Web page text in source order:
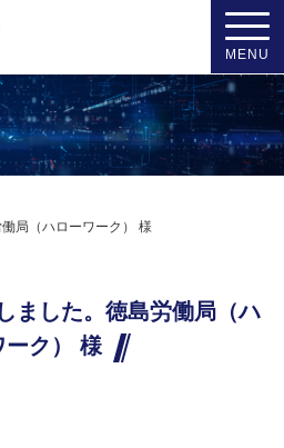
MENU
局（ハローワーク） 様
ました。徳島労働局（ハ
ーク） 様